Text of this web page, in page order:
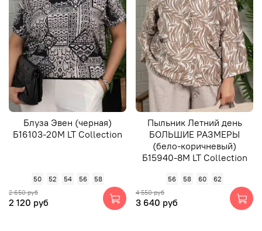
Блуза Эвен (черная)
Б16103-20М LT Collection
50 52 54 56 58
2 650 руб
2 120 руб
Пыльник Летний день
БОЛЬШИЕ РАЗМЕРЫ
(бело-коричневый)
Б15940-8М LT Collection
56 58 60 62
4 550 руб
3 640 руб